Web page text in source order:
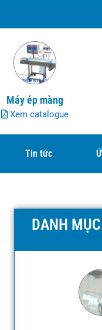
Máy ép màng
Xem catalogue
Tin tức
DANH